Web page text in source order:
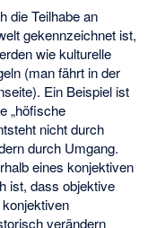
die Teilhabe an
gekennzeichnet ist,
wie kulturelle
(man fährt in der
Ein Beispiel ist
„höfische
nicht durch
durch Umgang.
eines konjektiven
ist, dass objektive
verändern